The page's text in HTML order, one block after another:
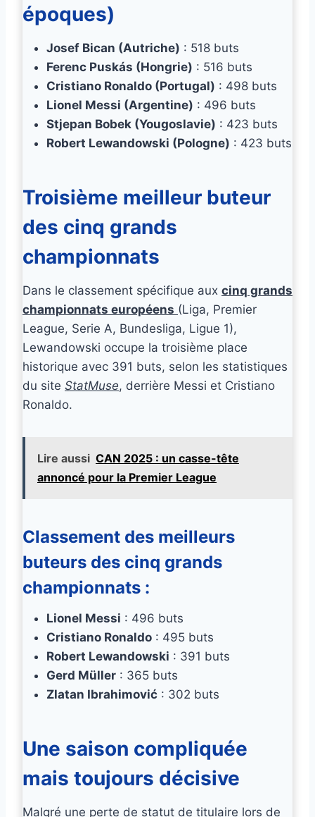
époques)
Josef Bican (Autriche) : 518 buts
Ferenc Puskás (Hongrie) : 516 buts
Cristiano Ronaldo (Portugal) : 498 buts
Lionel Messi (Argentine) : 496 buts
Stjepan Bobek (Yougoslavie) : 423 buts
Robert Lewandowski (Pologne) : 423 buts
Troisième meilleur buteur
des cinq grands
championnats
Dans le classement spécifique aux cinq grands
championnats européens (Liga, Premier
League, Serie A, Bundesliga, Ligue 1),
Lewandowski occupe la troisième place
historique avec 391 buts, selon les statistiques
du site StatMuse, derrière Messi et Cristiano
Ronaldo.
Lire aussi CAN 2025 : un casse-tête
annoncé pour la Premier League
Classement des meilleurs
buteurs des cinq grands
championnats :
Lionel Messi : 496 buts
Cristiano Ronaldo : 495 buts
Robert Lewandowski : 391 buts
Gerd Müller : 365 buts
Zlatan Ibrahimović : 302 buts
Une saison compliquée
mais toujours décisive
Malgré une perte de statut de titulaire lors de